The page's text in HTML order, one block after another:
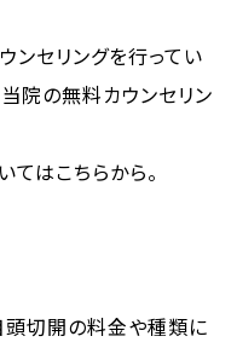
セリングを行ってい
院の無料カウンセリン
はこちらから。
切開の料金や種類に